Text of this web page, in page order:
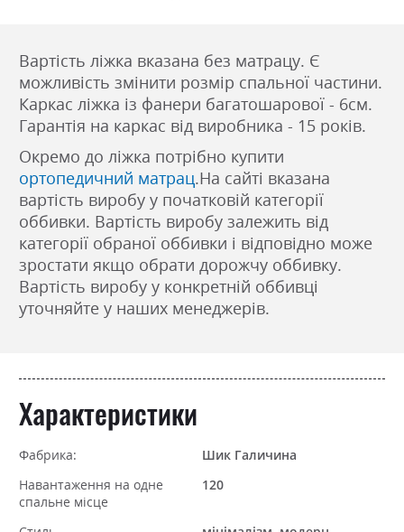
Вартість ліжка вказана без матрацу. Є
можливість змінити розмір спальної частини.
Каркас ліжка із фанери багатошарової - 6см.
Гарантія на каркас від виробника - 15 років.
Окремо до ліжка потрібно купити
ортопедичний матрац.На сайті вказана
вартість виробу у початковій категорії
оббивки. Вартість виробу залежить від
категорії обраної оббивки і відповідно може
зростати якщо обрати дорожчу оббивку.
Вартість виробу у конкретній оббивці
уточняйте у наших менеджерів.
Характеристики
Фабрика:
Шик Галичина
Навантаження на одне
спальне місце
120